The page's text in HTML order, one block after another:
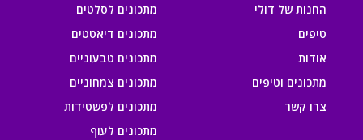
החנות של דולי
טיפים
אודות
מתכונים וטיפים
צרו קשר
מתכונים לסלטים
מתכונים דיאטטים
מתכונים טבעוניים
מתכונים צמחוניים
מתכונים לפשטידות
מתכונים לעוף